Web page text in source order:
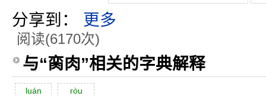
分享到： 更多
阅读(6170次)
与“脔肉”相关的字典解释
luán ròu